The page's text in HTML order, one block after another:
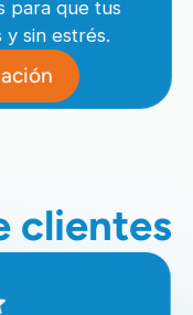
para que tus
y sin estrés.
clientes